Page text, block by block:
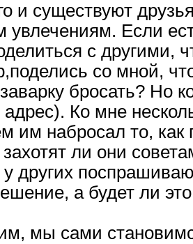
и существуют
увлечениям. Если
с другими,
со мной,
бросать? Но
Ко мне
им набросал то,
ли они
у других
а будет ли
мы сами